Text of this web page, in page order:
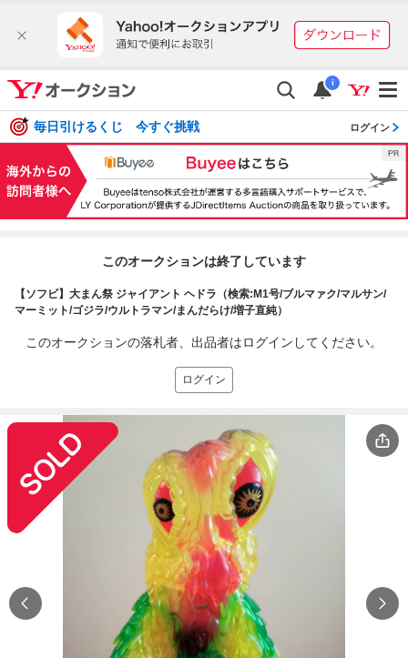
i
毎日引けるくじ 今すぐ挑戦 ログイン
このオークションは終了しています
【ソフビ】大まん祭 ジャイアント ヘドラ（検索:M1号/ブルマァク/マルサン/
マーミット/ゴジラ/ウルトラマン/まんだらけ/増子直純）
このオークションの落札者、出品者はログインしてください。
ログイン